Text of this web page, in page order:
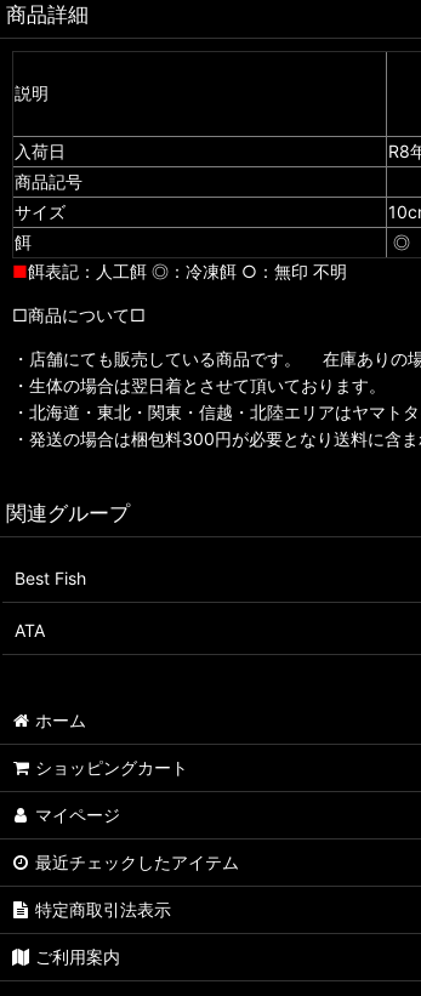
商品詳細
説明
入荷日
R8
商品記号
サイズ
餌
◎
■餌表記：人工餌 ◎：冷凍餌 ○：無印 不明
□商品について□
・店舗にても販売している商品です。 在庫ありの
・生体の場合は翌日着とさせて頂いております。
・北海道・東北・関東・信越・北陸エリアはヤマト
・発送の場合は梱包料300円が必要となり送料に含
関連グループ
Best Fish
ATA
ホーム
ショッピングカート
マイページ
最近チェックしたアイテム
特定商取引法表示
ご利用案内